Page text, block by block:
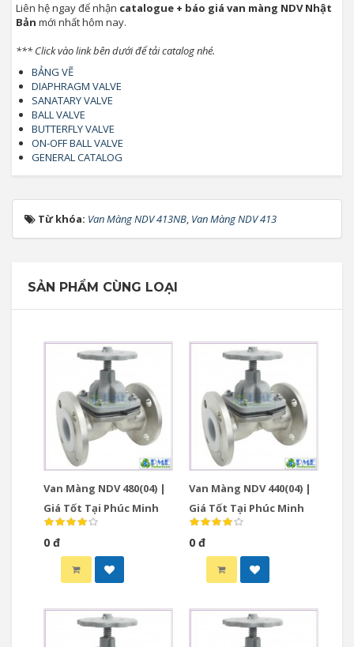
Liên hệ ngay để nhận catalogue + báo giá van màng NDV Nhật
Bản mới nhất hôm nay.
*** Click vào link bên dưới để tải catalog nhé.
BẢNG VẼ
DIAPHRAGM VALVE
SANATARY VALVE
BALL VALVE
BUTTERFLY VALVE
ON-OFF BALL VALVE
GENERAL CATALOG
Từ khóa: Van Màng NDV 413NB, Van Màng NDV 413
SẢN PHẨM CÙNG LOẠI
Van Màng NDV 480(04) |
Giá Tốt Tại Phúc Minh
0 đ
Van Màng NDV 440(04) |
Giá Tốt Tại Phúc Minh
0 đ